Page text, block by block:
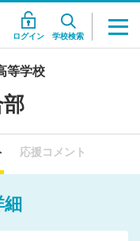
ログイン 学校検索
等学校
応援コメント
細